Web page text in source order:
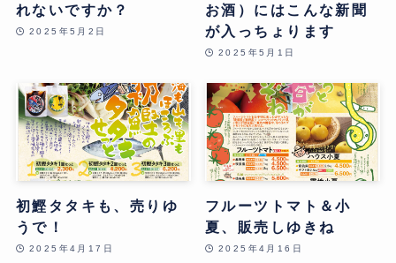
れないですか？
2025年5月2日
お酒）にはこんな新聞
が入っちょります
2025年5月1日
初鰹タタキも、売りゆ
うで！
2025年4月17日
フルーツトマト＆小
夏、販売しゆきね
2025年4月16日